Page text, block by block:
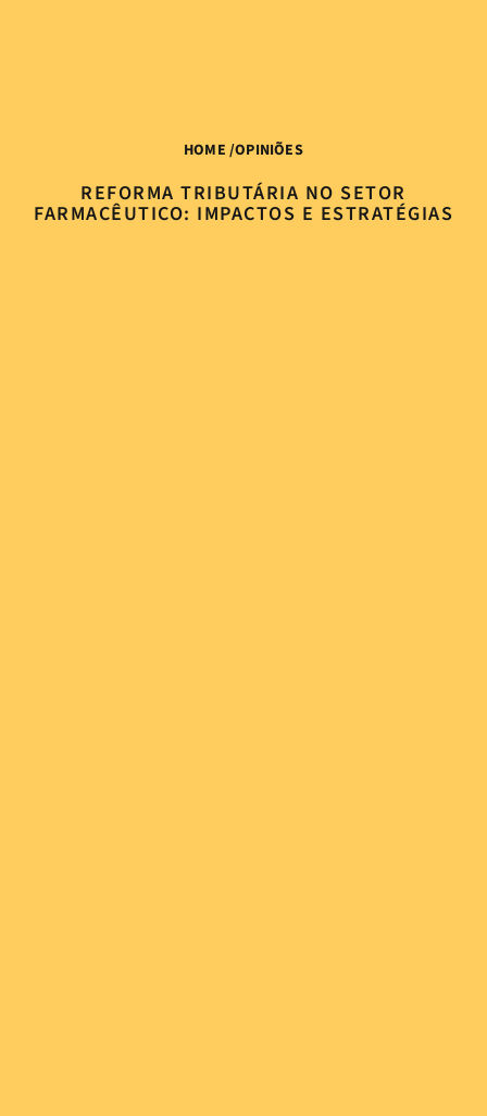
HOME /OPINIÕES
REFORMA TRIBUTÁRIA NO SETOR
FARMACÊUTICO: IMPACTOS E ESTRATÉGIAS